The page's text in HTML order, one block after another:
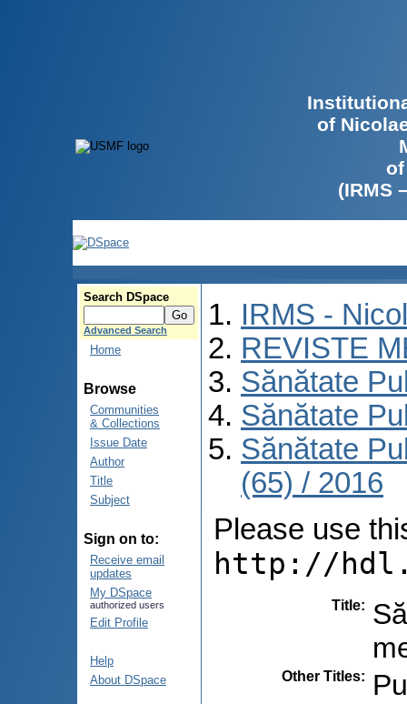
of
(IRMS
Search DSpace
Advanced Search
Home
Browse
Communities
& Collections
Issue Date
Author
Title
Subject
Sign on to:
Receive email
updates
My DSpace
authorized users
Edit Profile
Help
About DSpace
IRMS -
REVISTE
Sănătate
Sănătate
Sănătate
(65) / 2016
Please use
http://
Title:
Other Titles: